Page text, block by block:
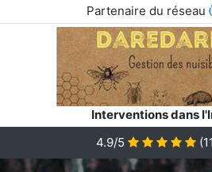
Partenaire du réseau
Interventions dans
4.9/5
(